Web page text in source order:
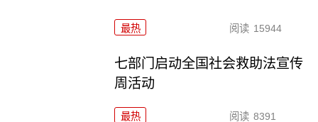
最热 阅读 15944
七部门启动全国社会救助法宣传
周活动
最热 阅读 8391